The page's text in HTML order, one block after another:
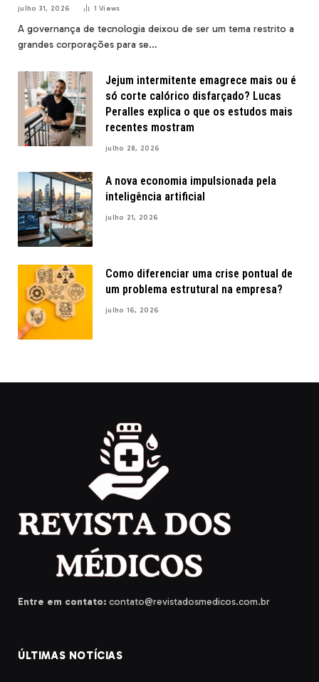
julho 31, 2026 1Views
A governança de tecnologia deixou de ser um tema restrito a
grandes corporações para se…
Jejum intermitente emagrece mais ou é
só corte calórico disfarçado? Lucas
Peralles explica o que os estudos mais
recentes mostram
julho 28, 2026
A nova economia impulsionada pela
inteligência artificial
julho 21, 2026
Como diferenciar uma crise pontual de
um problema estrutural na empresa?
julho 16, 2026
Entre em contato: contato@revistadosmedicos.com.br
ÚLTIMAS NOTÍCIAS